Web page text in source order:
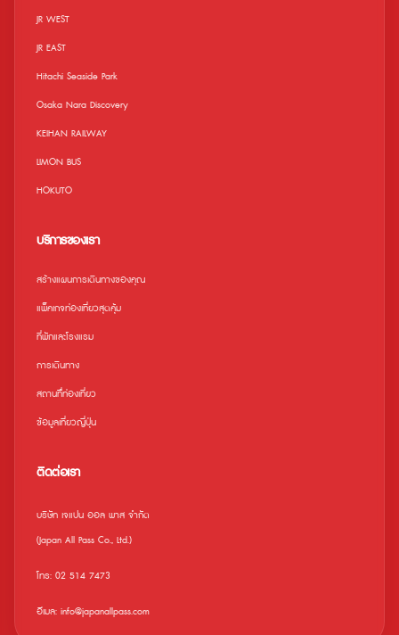
JR WEST
JR EAST
Hitachi Seaside Park
Osaka Nara Discovery
KEIHAN RAILWAY
LIMON BUS
HOKUTO
บริการของเรา
สร้างแผนการเดินทางของคุณ
แพ็คเกจท่องเที่ยวสุดคุ้ม
ที่พักและโรงแรม
การเดินทาง
สถานที่ืท่องเที่ยว
ข้อมูลเที่ยวญี่ปุ่น
ติดต่อเรา
บริษัท เจแปน ออล พาส จำกัด
(Japan All Pass Co., Ltd.)
โทร: 02 514 7473
อีเมล: info@japanallpass.com